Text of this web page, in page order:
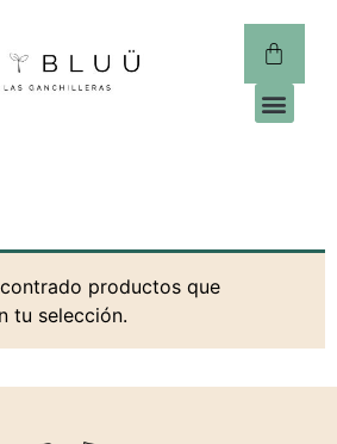
productos que
tu selección.